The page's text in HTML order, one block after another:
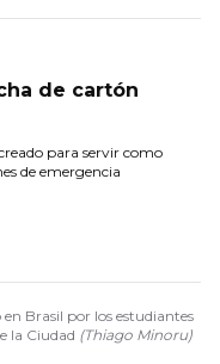
de cartón
para servir como
de emergencia
Brasil por los estudiantes
la Ciudad (Thiago Minoru)